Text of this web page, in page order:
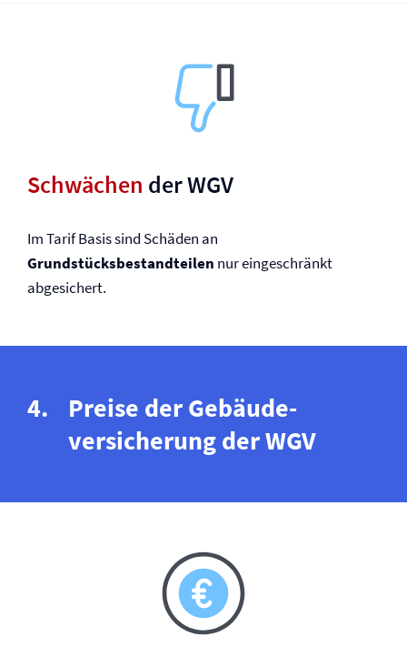
Schwächen der WGV
Im Tarif Basis sind Schäden an
Grundstücksbestandteilen nur eingeschränkt
abgesichert.
Preise der Gebäude­
versicherung der WGV